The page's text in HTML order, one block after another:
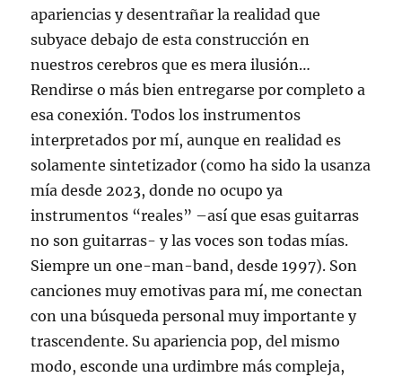
apariencias y desentrañar la realidad que
subyace debajo de esta construcción en
nuestros cerebros que es mera ilusión…
Rendirse o más bien entregarse por completo a
esa conexión. Todos los instrumentos
interpretados por mí, aunque en realidad es
solamente sintetizador (como ha sido la usanza
mía desde 2023, donde no ocupo ya
instrumentos “reales” –así que esas guitarras
no son guitarras- y las voces son todas mías.
Siempre un one-man-band, desde 1997). Son
canciones muy emotivas para mí, me conectan
con una búsqueda personal muy importante y
trascendente. Su apariencia pop, del mismo
modo, esconde una urdimbre más compleja,